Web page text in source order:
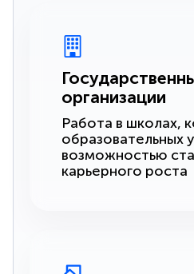
организации
Работа в школах,
образовательных
возможностью
карьерного роста